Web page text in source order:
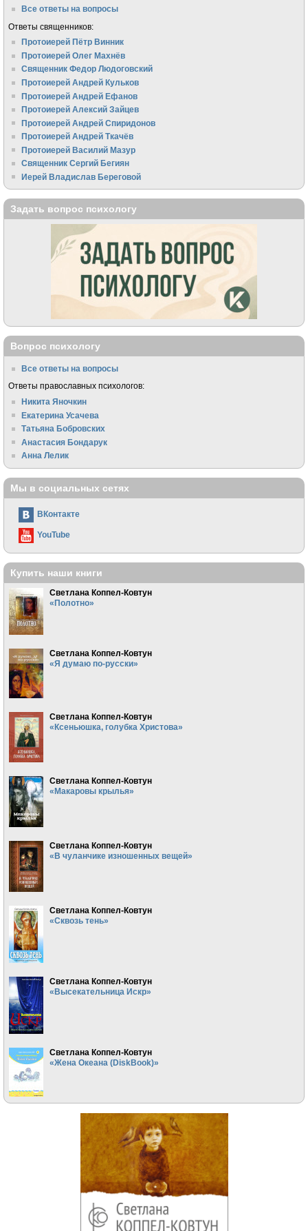
Все ответы на вопросы
Ответы священников:
Протоиерей Пётр Винник
Протоиерей Олег Махнёв
Священник Федор Людоговский
Протоиерей Андрей Кульков
Протоиерей Андрей Ефанов
Протоиерей Алексий Зайцев
Протоиерей Андрей Спиридонов
Протоиерей Андрей Ткачёв
Протоиерей Василий Мазур
Священник Сергий Бегиян
Иерей Владислав Береговой
Задать вопрос психологу
Вопрос психологу
Все ответы на вопросы
Ответы православных психологов:
Никита Яночкин
Екатерина Усачева
Татьяна Бобровских
Анастасия Бондарук
Анна Лелик
Мы в социальных сетях
ВКонтакте
YouTube
Купить наши книги
Светлана Коппел-Ковтун
«Полотно»
Светлана Коппел-Ковтун
«Я думаю по-русски»
Светлана Коппел-Ковтун
«Ксеньюшка, голубка Христова»
Светлана Коппел-Ковтун
«Макаровы крылья»
Светлана Коппел-Ковтун
«В чуланчике изношенных вещей»
Светлана Коппел-Ковтун
«Сквозь тень»
Светлана Коппел-Ковтун
«Высекательница Искр»
Светлана Коппел-Ковтун
«Жена Океана (DiskBook)»